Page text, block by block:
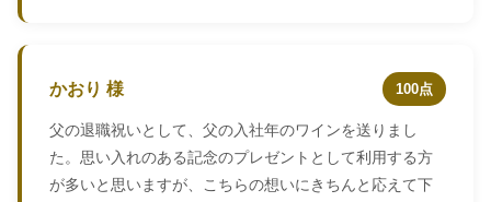
かおり 様 100点
父の退職祝いとして、父の入社年のワインを送りまし
た。思い入れのある記念のプレゼントとして利用する方
が多いと思いますが、こちらの想いにきちんと応えて下